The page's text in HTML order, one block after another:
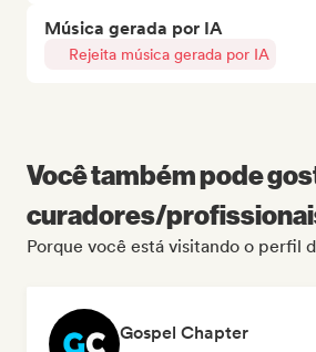
Música gerada por IA
Rejeita música gerada por IA
Você também pode
curadores/
Porque você está visitando o perfil
Gospel Chapter